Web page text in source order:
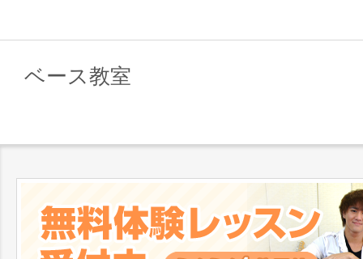
ベース教室